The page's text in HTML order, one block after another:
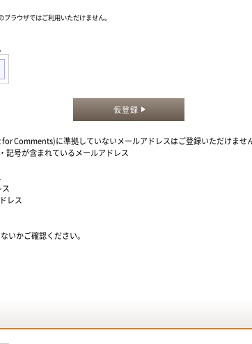
ラウザではご利用いただけません。
仮登録
Comments)に準拠していないメールアドレスはご登録いただけません
記号が含まれているメールアドレス
レス
いかご確認ください。